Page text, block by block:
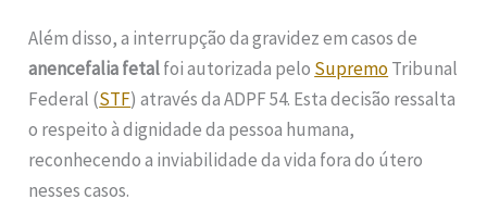
Além disso, a interrupção da gravidez em casos de
anencefalia fetalfoi autorizada pelo SupremoTribunal
Federal (STF) através da ADPF 54. Esta decisão ressalta
o respeito à dignidade da pessoa humana,
reconhecendo a inviabilidade da vida fora do útero
nesses casos.